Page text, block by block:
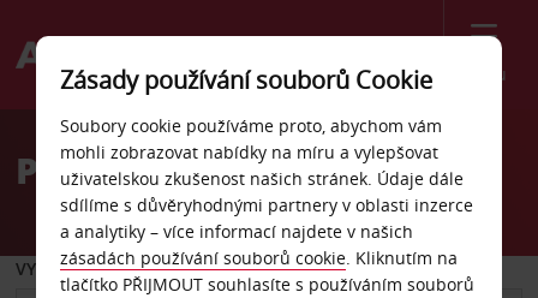
Menu
Welcome
AvisPronájem auta Louisiana
VYZVEDNOUT Z
Zásady používání souborů Cookie
Soubory cookie používáme proto, abychom vám
mohli zobrazovat nabídky na míru a vylepšovat
uživatelskou zkušenost našich stránek. Údaje dále
sdílíme s důvěryhodnými partnery v oblasti inzerce
a analytiky – více informací najdete v našich
zásadách používání souborů cookie. Kliknutím na
tlačítko PŘIJMOUT souhlasíte s používáním souborů